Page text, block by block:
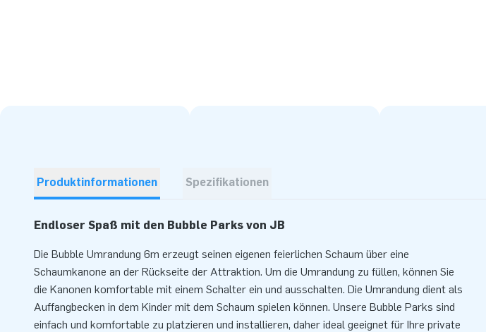
Produktinformationen Spezifikationen
Endloser Spaß mit den Bubble Parks von JB
Die Bubble Umrandung 6m erzeugt seinen eigenen feierlichen Schaum über eine
Schaumkanone an der Rückseite der Attraktion. Um die Umrandung zu füllen, können Sie
die Kanonen komfortable mit einem Schalter ein und ausschalten. Die Umrandung dient als
Auffangbecken in dem Kinder mit dem Schaum spielen können. Unsere Bubble Parks sind
einfach und komfortable zu platzieren und installieren, daher ideal geeignet für Ihre private